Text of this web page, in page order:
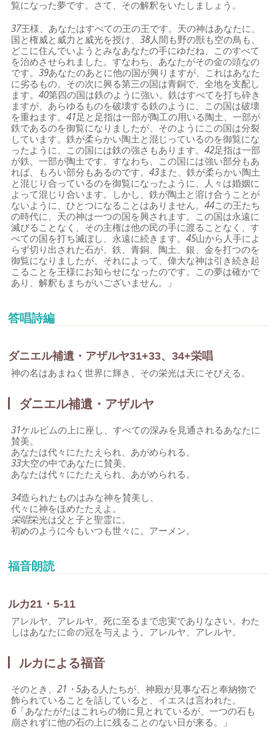
覧になった夢です。さて、その解釈をいたしましょう。
37王様、あなたはすべての王の王です。天の神はあなたに、
国と権威と威力と威光を授け、38人間も野の獣も空の鳥も、
どこに住んでいようとみなあなたの手にゆだね、このすべて
を治めさせられました。すなわち、あなたがその金の頭なの
です。39あなたのあとに他の国が興りますが、これはあなた
に劣るもの。その次に興る第三の国は青銅で、全地を支配し
ます。40第四の国は鉄のように強い。鉄はすべてを打ち砕き
ますが、あらゆるものを破壊する鉄のように、この国は破壊
を重ねます。41足と足指は一部が陶工の用いる陶土、一部が
鉄であるのを御覧になりましたが、そのようにこの国は分裂
しています。鉄が柔らかい陶土と混じっているのを御覧にな
ったように、この国には鉄の強さもあります。42足指は一部
が鉄、一部が陶土です。すなわち、この国には強い部分もあ
れば、もろい部分もあるのです。43また、鉄が柔らかい陶土
と混じり合っているのを御覧になったように、人々は婚姻に
よって混じり合います。しかし、鉄が陶土と溶け合うことが
ないように、ひとつになることはありません。44この王たち
の時代に、天の神は一つの国を興されます。この国は永遠に
滅びることなく、その主権は他の民の手に渡ることなく、す
べての国を打ち滅ぼし、永遠に続きます。45山から人手によ
らず切り出された石が、鉄、青銅、陶土、銀、金を打つのを
御覧になりましたが、それによって、偉大な神は引き続き起
こることを王様にお知らせになったのです。この夢は確かで
あり、解釈もまちがいございません。」
答唱詩編
ダニエル補遺・アザルヤ31+33、34+栄唱
神の名はあまねく世界に輝き、その栄光は天にそびえる。
ダニエル補遺・アザルヤ
31ケルビムの上に座し、すべての深みを見通されるあなたに
賛美。
あなたは代々にたたえられ、あがめられる。
33大空の中であなたに賛美。
あなたは代々にたたえられ、あがめられる。
34造られたものはみな神を賛美し、
代々に神をほめたたえよ。
栄唱栄光は父と子と聖霊に。
初めのように今もいつも世々に。アーメン。
福音朗読
ルカ21・5-11
アレルヤ、アレルヤ。死に至るまで忠実でありなさい。わた
しはあなたに命の冠を与えよう。アレルヤ、アレルヤ。
ルカによる福音
そのとき、21・5ある人たちが、神殿が見事な石と奉納物で
飾られていることを話していると、イエスは言われた。
6「あなたがたはこれらの物に見とれているが、一つの石も
崩されずに他の石の上に残ることのない日が来る。」